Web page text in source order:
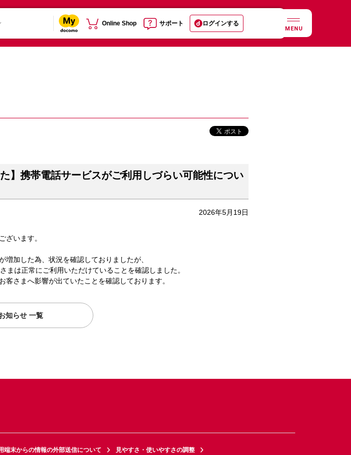
Online Shop サポート ログインする
MENU
】携帯電話サービスがご利用しづらい可能性につい
2026年5月19日
ざいます。
加した為、状況を確認しておりましたが、
まは正常にご利用いただけていることを確認しました。
さまへ影響が出ていたことを確認しております。
知らせ 一覧
端末からの情報の外部送信について 見やすさ・使いやすさの調整